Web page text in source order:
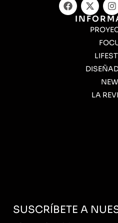
LA
SUSCRÍBETE A